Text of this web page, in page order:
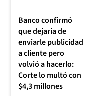
Banco confirmó
que dejaría de
enviarle publicidad
a cliente pero
volvió a hacerlo:
Corte lo multó con
$4,3 millones